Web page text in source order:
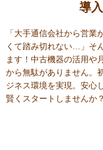
導
「大手通信会社から営
くて踏み切れない…」そ
ます！中古機器の活用や
から無駄がありません。
ジネス環境を実現。安心
賢くスタートしませんか？